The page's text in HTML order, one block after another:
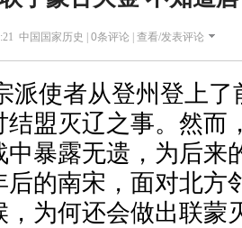
中国国家历史 | 0条评论 | 查看/发表评论
派使者从登州登上
结盟灭辽之事。然而
中暴露无遗，为后来
后的南宋，面对北方
，为何还会做出联蒙